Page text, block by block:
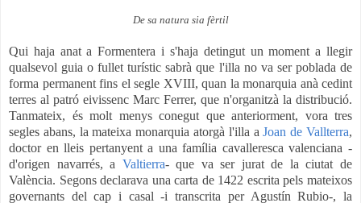
De sa natura sia fèrtil
Qui haja anat a Formentera i s'haja detingut un moment a llegir
qualsevol guia o fullet turístic sabrà que l'illa no va ser poblada de
forma permanent fins el segle XVIII, quan la monarquia anà cedint
terres al patró eivissenc Marc Ferrer, que n'organitzà la distribució.
Tanmateix, és molt menys conegut que anteriorment, vora tres
segles abans, la mateixa monarquia atorgà l'illa aJoan de Vallterra,
doctor en lleis pertanyent a una família cavalleresca valenciana -
d'origen navarrés, a Valtierra- que va ser jurat de la ciutat de
València. Segons declarava una carta de 1422 escrita pels mateixos
governants del cap i casal -i transcrita per Agustín Rubio-, la